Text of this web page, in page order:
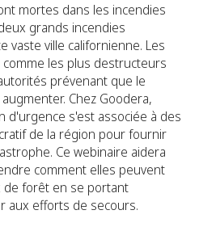
mortes dans les incendies
grands incendies
vaste ville californienne. Les
les plus destructeurs
prévenant que le
Chez Goodera,
d'urgence s'est associée à des
de la région pour fournir
Ce webinaire aidera
comment elles peuvent
de forêt en se portant
aux efforts de secours.